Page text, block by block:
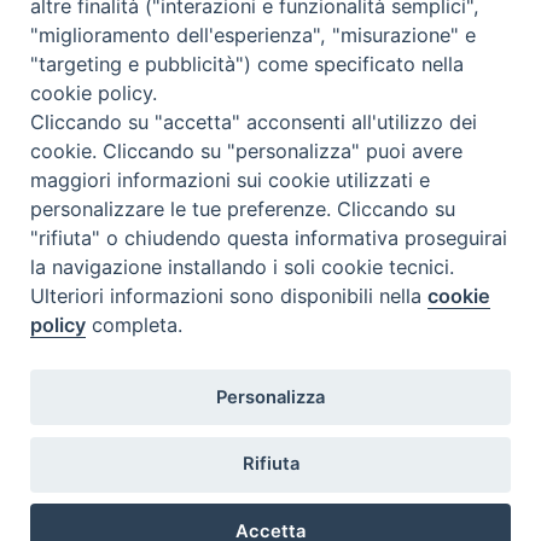
guidata aperta a tutti, nei luoghi di
culto della tradizione ebraica ed
islamica.
Per il programma dettagliato clicca qui sotto.
Visita-Sinagoga-e-Moschea-invito
Cavalieri del Santo Sepolcro 3 - Milano
altre finalità ("interazioni e funzionalità semplici",
"miglioramento dell'esperienza", "misurazione" e
"targeting e pubblicità") come specificato nella
cookie policy.
Cliccando su "accetta" acconsenti all'utilizzo dei
cookie. Cliccando su "personalizza" puoi avere
maggiori informazioni sui cookie utilizzati e
personalizzare le tue preferenze. Cliccando su
"rifiuta" o chiudendo questa informativa proseguirai
la navigazione installando i soli cookie tecnici.
Ulteriori informazioni sono disponibili nellacookie
policy completa.
Personalizza
Rifiuta
Accetta